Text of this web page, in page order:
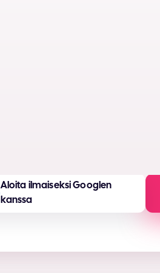
Aloita ilmaiseksi Googlen
kanssa